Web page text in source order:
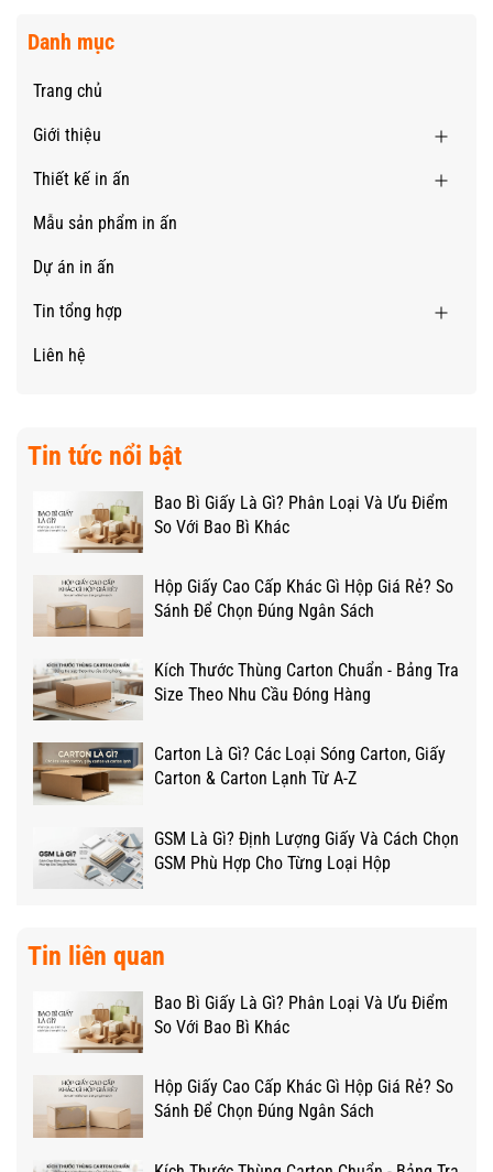
Danh mục
Trang chủ
Giới thiệu
Thiết kế in ấn
Mẫu sản phẩm in ấn
Dự án in ấn
Tin tổng hợp
Liên hệ
Tin tức nổi bật
Bao Bì Giấy Là Gì? Phân Loại Và Ưu Điểm
So Với Bao Bì Khác
Hộp Giấy Cao Cấp Khác Gì Hộp Giá Rẻ? So
Sánh Để Chọn Đúng Ngân Sách
Kích Thước Thùng Carton Chuẩn - Bảng Tra
Size Theo Nhu Cầu Đóng Hàng
Carton Là Gì? Các Loại Sóng Carton, Giấy
Carton & Carton Lạnh Từ A-Z
GSM Là Gì? Định Lượng Giấy Và Cách Chọn
GSM Phù Hợp Cho Từng Loại Hộp
Tin liên quan
Bao Bì Giấy Là Gì? Phân Loại Và Ưu Điểm
So Với Bao Bì Khác
Hộp Giấy Cao Cấp Khác Gì Hộp Giá Rẻ? So
Sánh Để Chọn Đúng Ngân Sách